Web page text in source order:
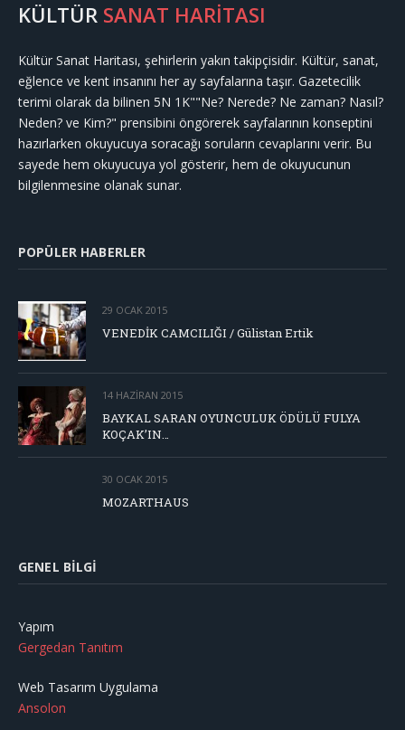
KÜLTÜR SANAT HARİTASI
Kültür Sanat Haritası, şehirlerin yakın takipçisidir. Kültür, sanat,
eğlence ve kent insanını her ay sayfalarına taşır. Gazetecilik
terimi olarak da bilinen 5N 1K""Ne? Nerede? Ne zaman? Nasıl?
Neden? ve Kim?" prensibini öngörerek sayfalarının konseptini
hazırlarken okuyucuya soracağı soruların cevaplarını verir. Bu
sayede hem okuyucuya yol gösterir, hem de okuyucunun
bilgilenmesine olanak sunar.
POPÜLER HABERLER
29 OCAK 2015
VENEDİK CAMCILIĞI / Gülistan Ertik
14 HAZIRAN 2015
BAYKAL SARAN OYUNCULUK ÖDÜLÜ FULYA
KOÇAK’IN…
30 OCAK 2015
MOZARTHAUS
GENEL BILGI
Yapım
Gergedan Tanıtım
Web Tasarım Uygulama
Ansolon